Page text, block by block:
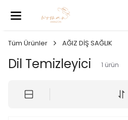
Tüm Ürünler AĞIZ DİŞ SAĞLIK
Dil Temizleyici 1 ürün